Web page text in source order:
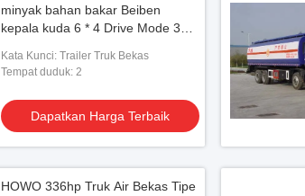
minyak bahan bakar Beiben
kepala kuda 6 * 4 Drive Mode 3
Kata Kunci: Trailer Truk Bekas
Tempat duduk: 2
Dapatkan Harga Terbaik
HOWO 336hp Truk Air Bekas Tipe